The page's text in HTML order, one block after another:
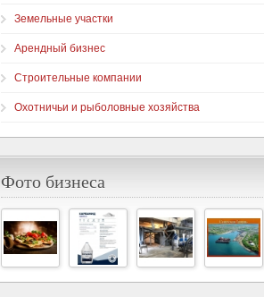
Земельные участки
Арендный бизнес
Строительные компании
Охотничьи и рыболовные хозяйства
Фото бизнеса